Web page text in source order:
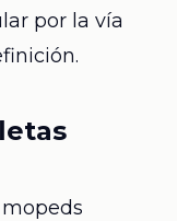
por la vía